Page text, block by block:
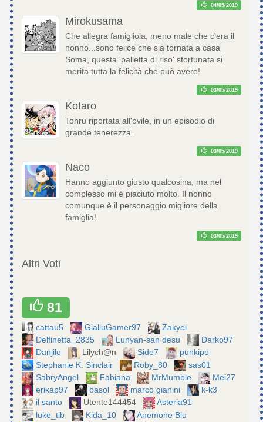
04/05/2019
Mirokusama
Che allegra famigliola, meno male che c'era il
nonno...sono felice che sia tornata a casa
Soma, questa 'palletta di riso' sfortunata si
merita tutta la felicità che può avere!
03/05/2019
Kotaro
Tohru riportata all'ovile, in un episodio di
grande tenerezza.
03/05/2019
Naco
Hanno aggiunto giusto qualcosina, ma nel
complesso mi è piaciuto molto. Il nonno
comunque è il personaggio migliore della
famiglia!
03/05/2019
Altri Voti
81
cattau5 GialluGamer97
Zakyel
Delfinetta_2835
Lunyan-san desu
Darko97
Danjilo
Lilych@n Side7
punkipo
Stephanie K. Sinclair
Roby_80
sas01
SabryAngel
Fabiana MrMumble
Mei27
erikap97
basol marco gianini
k-k3
il santo
Utente144454
Asteria91
luke_tib
Kida_10
Anemone Blu